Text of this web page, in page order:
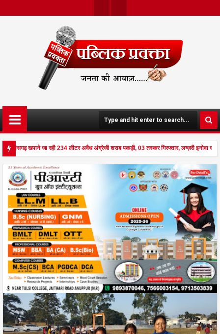
Ter
Boo
K
खपाने जा रही 234 लीटर अवैध अंग्रेजी शराब पकड़ी, 03 तस्कर गिरफ्तार, लग्ज़री इनोवा
दहला अनूपपुर - घर पर किसान व नौकरानी का मिला रक्तरंजित शव, पत्नी गंभीर घायल में मेडिकल रेफर